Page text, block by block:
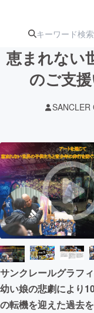
ターン
アート・
テクノロ
映像・映
ビジネス
まちづく
恵まれない
のご支
SANCLER
サンクレールグラフィ
幼い娘の悲劇により
の転機を迎えた過去